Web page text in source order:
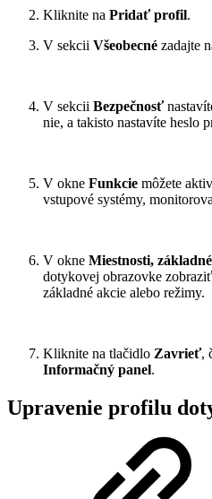
Kliknite na Pridať profil.
V sekcii Všeobecné zadajte
V sekcii Bezpečnosť
nie, a takisto nastavíte heslo
V okne Funkcie môžete
vstupové systémy,
V okne Miestnosti,
dotykovej obrazovke
základné akcie alebo režimy.
Kliknite na tlačidlo Zavrieť,
Informačný panel.
Upravenie profilu